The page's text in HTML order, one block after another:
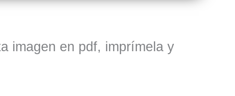
imagen en pdf, imprímela y